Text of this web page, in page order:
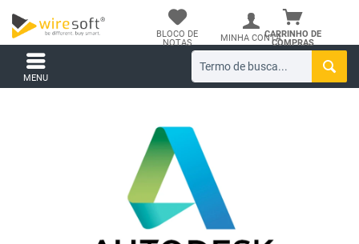
CARRINHO DE
COMPRAS
BLOCO DE
NOTAS
MINHA CONTA
MENU